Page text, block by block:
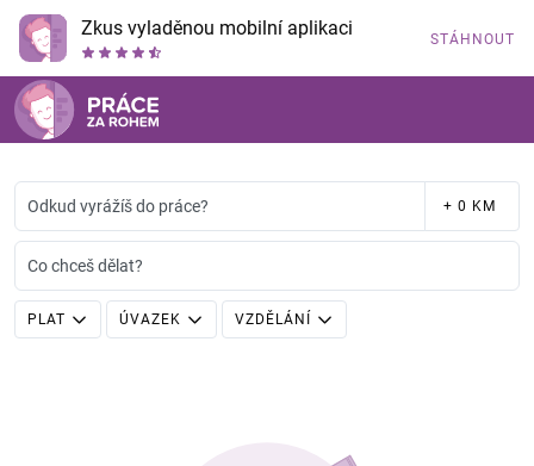
Zkus vyladěnou mobilní aplikaci STÁHNOUT
Odkud vyrážíš do práce? + 0 KM
Co chceš dělat?
PLAT ÚVAZEK VZDĚLÁNÍ